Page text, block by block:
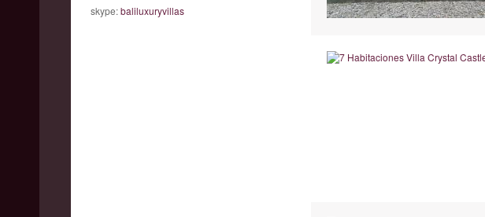
skype: baliluxuryvillas